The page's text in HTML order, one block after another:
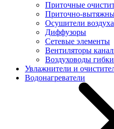
Приточные
Приточно-
Осушители воздуха
Диффузоры
Сетевые элементы
Вентиляторы
Воздуховоды
Увлажнители и
Водонагреватели